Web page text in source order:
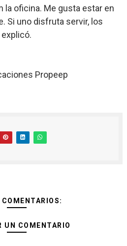
la oficina. Me gusta estar en
Si uno disfruta servir, los
Propeep
COMENTARIOS:
UN COMENTARIO